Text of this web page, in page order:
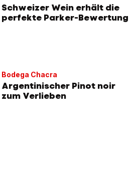
Schweizer Wein erhält die
perfekte Parker-Bewertung
Bodega Chacra
Argentinischer Pinot noir
zum Verlieben